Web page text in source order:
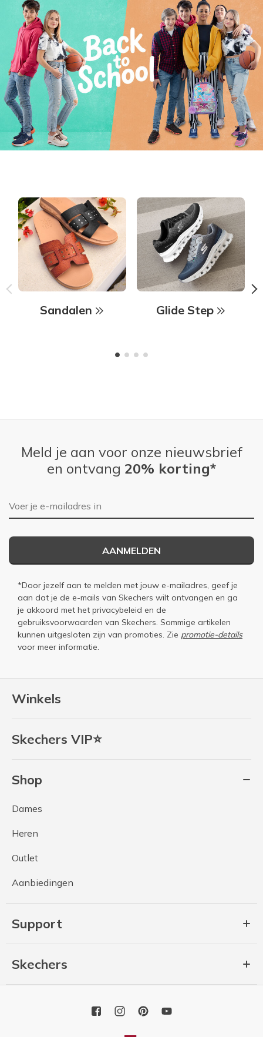
Sandalen Glide Step
Winkels
Skechers VIP⭐
Shop
Dames
Heren
Outlet
Aanbiedingen
Support
Skechers
Meld je aan voor onze nieuwsbrief
en ontvang 20% korting*
E-mailadres
AANMELDEN
*Door jezelf aan te melden met jouw e-mailadres, geef je
aan dat je de e-mails van Skechers wilt ontvangen en ga
je akkoord met het privacybeleid en de
gebruiksvoorwaarden van Skechers. Sommige artikelen
kunnen uitgesloten zijn van promoties. Zie promotie-details
voor meer informatie.